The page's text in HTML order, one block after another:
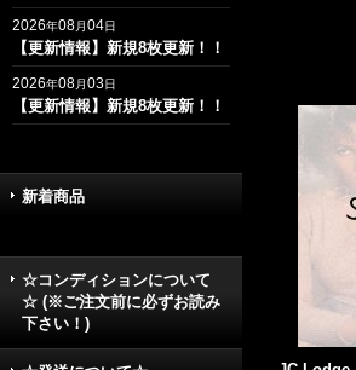
2026年08月04日
【更新情報】新規8枚更新！！
2026年08月03日
【更新情報】新規8枚更新！！
新着商品
☆コンディションについて
☆ (※ご注文前に必ずお読み
下さい！)